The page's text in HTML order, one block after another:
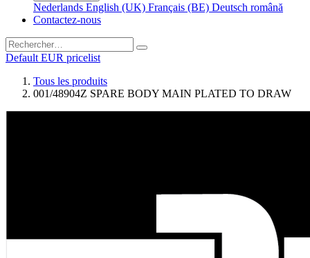
Nederlands English (UK) Français (BE) Deutsch română
Contactez-nous
Default EUR pricelist
Tous les produits
001/48904Z SPARE BODY MAIN PLATED TO DRAW